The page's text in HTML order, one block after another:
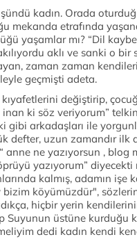
kadın. Orada
mekanda etrafında
yaşamlar mı? “Dil
aklı ve sanki o
zaman zaman
geçmişti adeta.
değiştirip,
inan ki söz veriyorum”
gibi arkadaşları ile
defter, uzun zamandır ilk
anne ne yazıyorsun , blog
yazıyorum” diyecekti
kalmış, adamın işe
köyümüzdür",
hiçbir yerin
üstüne kurduğu
dedi kadın kendi